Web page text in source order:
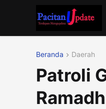
Beranda Daerah
Patroli